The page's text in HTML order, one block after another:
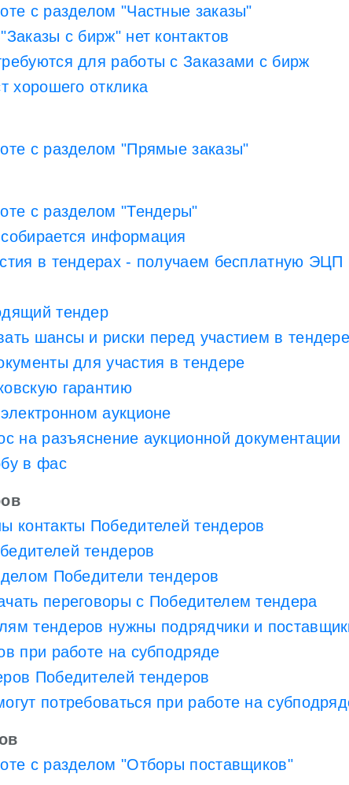
с разделом "Частные заказы"
с бирж" нет контактов
для работы с Заказами с бирж
хорошего отклика
с разделом "Прямые заказы"
с разделом "Тендеры"
информация
в тендерах - получаем бесплатную ЭЦП
тендер
шансы и риски перед участием в тендере
для участия в тендере
гарантию
аукционе
на разъяснение аукционной документации
в фас
контакты Победителей тендеров
тендеров
Победители тендеров
переговоры с Победителем тендера
тендеров нужны подрядчики и
при работе на субподряде
Победителей тендеров
потребоваться при работе на
с разделом "Отборы поставщиков"